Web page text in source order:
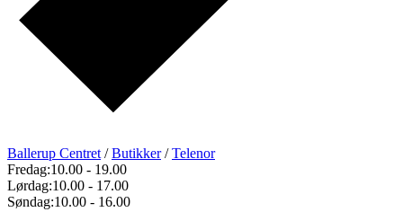
Ballerup Centret /Butikker/Telenor
Fredag:10.00 - 19.00
Lørdag:10.00 - 17.00
Søndag:10.00 - 16.00